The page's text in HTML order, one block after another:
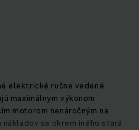
elektrické ručne vedené
maximálnym výkonom
motorom nenáročným na
sa okrem iného stará